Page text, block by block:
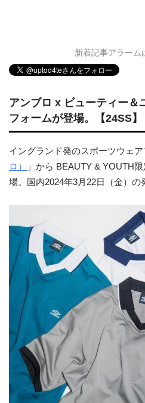
新着記事アラーム
アンブロ x ビューティー＆
フォームが登場。【24SS】
イングランド発のスポーツウェア
ロ）
」から BEAUTY & YOUTH
場。国内2024年3月22日（金）の